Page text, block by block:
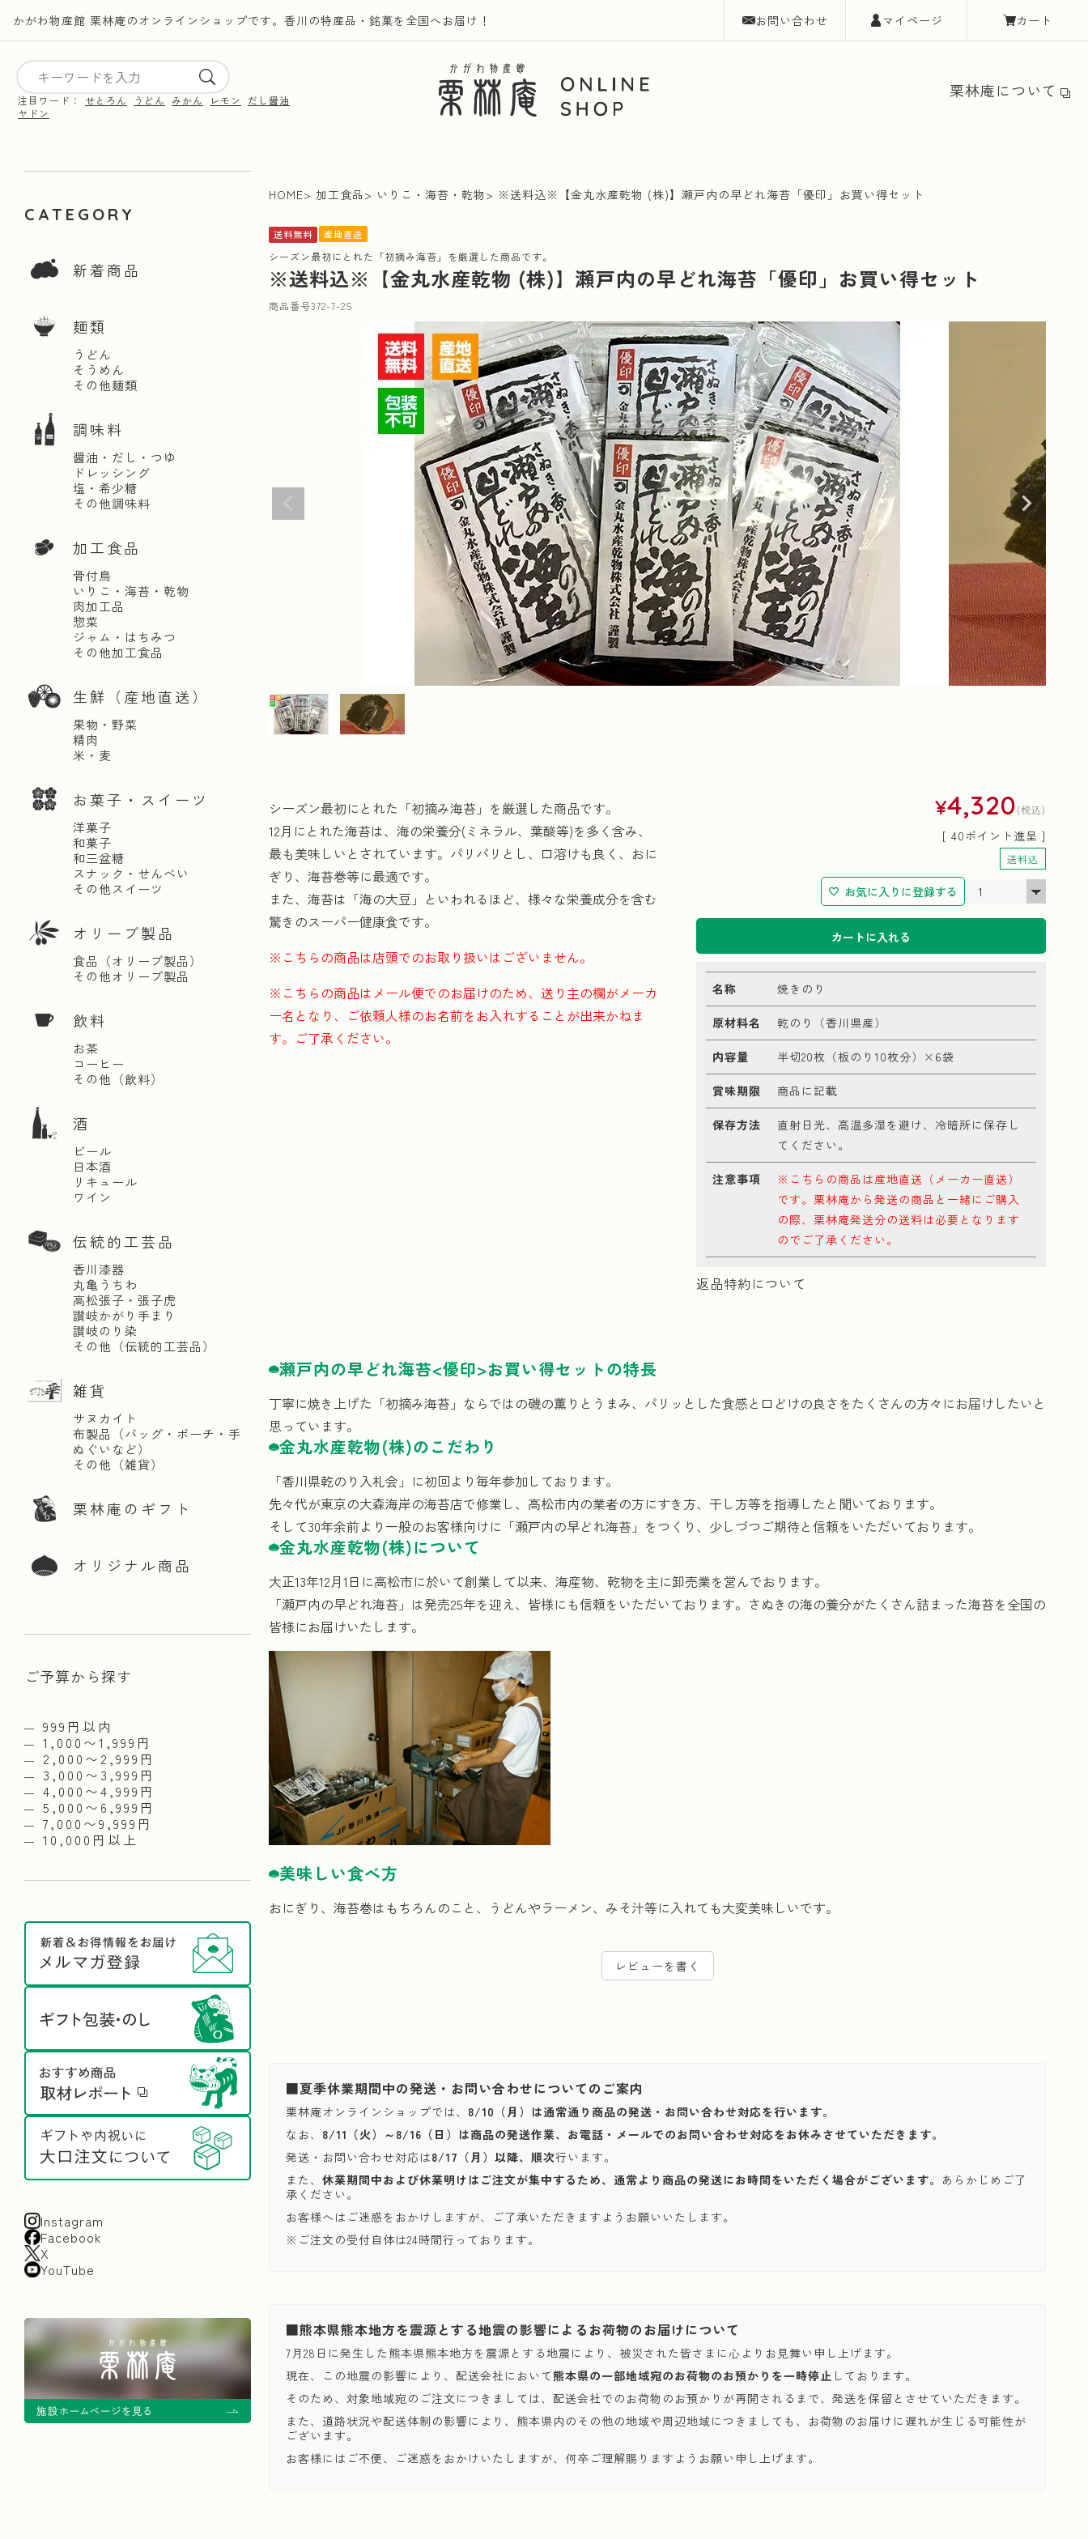
かがわ物産館 栗林庵のオンラインショップです。香川の特産品・銘菓を全国へお届け！ お問い合わせ マイページ カート
注目ワード： せとろん うどん みかん レモン
だし醤油
ヤドン
栗林庵について
CATEGORY
新着商品
麺類
うどん
そうめん
その他麺類
調味料
醤油・だし・つゆ
ドレッシング
塩・希少糖
その他調味料
加工食品
骨付鳥
いりこ・海苔・乾物
肉加工品
惣菜
ジャム・はちみつ
その他加工食品
生鮮（産地直送）
果物・野菜
精肉
米・麦
お菓子・スイーツ
洋菓子
和菓子
和三盆糖
スナック・せんべい
その他スイーツ
オリーブ製品
食品（オリーブ製品）
その他オリーブ製品
飲料
お茶
コーヒー
その他（飲料）
酒
ビール
日本酒
リキュール
ワイン
伝統的工芸品
香川漆器
丸亀うちわ
高松張子・張子虎
讃岐かがり手まり
讃岐のり染
その他（伝統的工芸品）
雑貨
サヌカイト
布製品（バッグ・ポーチ・手
ぬぐいなど）
その他（雑貨）
栗林庵のギフト
オリジナル商品
ご予算から探す
999円以内
1,000〜1,999円
2,000〜2,999円
3,000〜3,999円
4,000〜4,999円
5,000〜6,999円
7,000〜9,999円
10,000円以上
Instagram
Facebook
X
YouTube
HOME 加工食品 いりこ・海苔・乾物 ※送料込※【金丸水産乾物 (株)】瀬戸内の早どれ海苔「優印」お買い得セット
送料無料 産地直送
シーズン最初にとれた「初摘み海苔」を厳選した商品です。
※送料込※【金丸水産乾物 (株)】瀬戸内の早どれ海苔「優印」お買い得セット
商品番号372-7-2S
シーズン最初にとれた「初摘み海苔」を厳選した商品です。
12月にとれた海苔は、海の栄養分(ミネラル、葉酸等)を多く含み、
最も美味しいとされています。パリパリとし、口溶けも良く、おに
ぎり、海苔巻等に最適です。
また、海苔は「海の大豆」といわれるほど、様々な栄養成分を含む
驚きのスーパー健康食です。
※こちらの商品は店頭でのお取り扱いはございません。
※こちらの商品はメール便でのお届けのため、送り主の欄がメーカ
ー名となり、ご依頼人様のお名前をお入れすることが出来かねま
す。ご了承ください。
¥4,320 税込
[ 40ポイント進呈 ]
送料込
お気に入りに登録する
カートに入れる
名称 焼きのり
原材料名 乾のり（香川県産）
内容量 半切20枚（板のり10枚分）×6袋
賞味期限 商品に記載
保存方法
直射日光、高温多湿を避け、冷暗所に保存し
てください。
注意事項 ※こちらの商品は産地直送（メーカー直送）
です。栗林庵から発送の商品と一緒にご購入
の際、栗林庵発送分の送料は必要となります
のでご了承ください。
返品特約について
瀬戸内の早どれ海苔<優印>お買い得セットの特長
丁寧に焼き上げた「初摘み海苔」ならではの磯の薫りとうまみ、パリッとした食感と口どけの良さをたくさんの方々にお届けしたいと
思っています。
金丸水産乾物(株)のこだわり
「香川県乾のり入札会」に初回より毎年参加しております。
先々代が東京の大森海岸の海苔店で修業し、高松市内の業者の方にすき方、干し方等を指導したと聞いております。
そして30年余前より一般のお客様向けに「瀬戸内の早どれ海苔」をつくり、少しづつご期待と信頼をいただいております。
金丸水産乾物(株)について
大正13年12月1日に高松市に於いて創業して以来、海産物、乾物を主に卸売業を営んでおります。
「瀬戸内の早どれ海苔」は発売25年を迎え、皆様にも信頼をいただいております。さぬきの海の養分がたくさん詰まった海苔を全国の
皆様にお届けいたします。
美味しい食べ方
おにぎり、海苔巻はもちろんのこと、うどんやラーメン、みそ汁等に入れても大変美味しいです。
レビューを書く
■夏季休業期間中の発送・お問い合わせについてのご案内
栗林庵オンラインショップでは、 8/10（月）は通常通り商品の発送・お問い合わせ対応を行います。
なお、 8/11（火）～8/16（日）は商品の発送作業、お電話・メールでのお問い合わせ対応をお休みさせていただきます。
発送・お問い合わせ対応は8/17（月）以降、順次行います。
また、 休業期間中および休業明けはご注文が集中するため、通常より商品の発送にお時間をいただく場合がございます。 あらかじめご了
承ください。
お客様へはご迷惑をおかけしますが、ご了承いただきますようお願いいたします。
※ご注文の受付自体は24時間行っております。
■熊本県熊本地方を震源とする地震の影響によるお荷物のお届けについて
7月28日に発生した熊本県熊本地方を震源とする地震により、被災された皆さまに心よりお見舞い申し上げます。
現在、この地震の影響により、配送会社において熊本県の一部地域宛のお荷物のお預かりを一時停止 しております。
そのため、対象地域宛のご注文につきましては、配送会社でのお荷物のお預かりが再開されるまで、発送を保留とさせていただきます。
また、道路状況や配送体制の影響により、熊本県内のその他の地域や周辺地域につきましても、お荷物のお届けに遅れが生じる可能性が
ございます。
お客様にはご不便、ご迷惑をおかけいたしますが、何卒ご理解賜りますようお願い申し上げます。